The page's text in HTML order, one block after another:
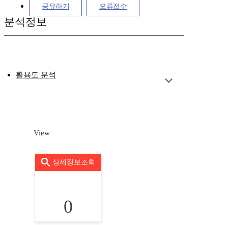
공유하기 오류접수
분석정보
활용도 분석
View
상세정보조회
0